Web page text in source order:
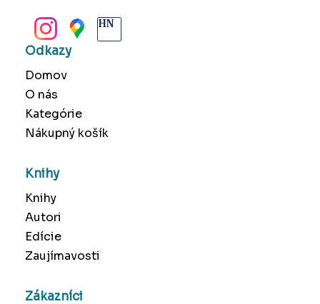
Odkazy
Domov
O nás
Kategórie
Nákupný košík
Knihy
Knihy
Autori
Edície
Zaujímavosti
Zákazníci